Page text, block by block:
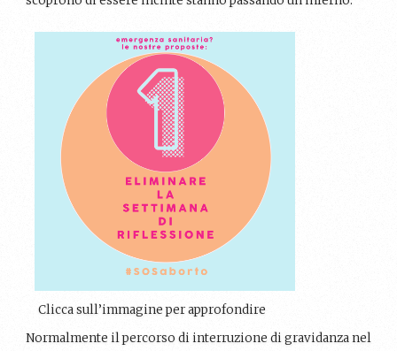
Clicca sull’immagine per approfondire
Normalmente il percorso di interruzione di gravidanza nel